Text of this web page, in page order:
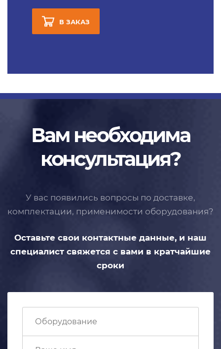
В ЗАКАЗ
Вам необходима
консультация?
У вас появились вопросы по доставке,
комплектации, применимости оборудования?
Оставьте свои контактные данные, и наш
специалист свяжется с вами в кратчайшие
сроки